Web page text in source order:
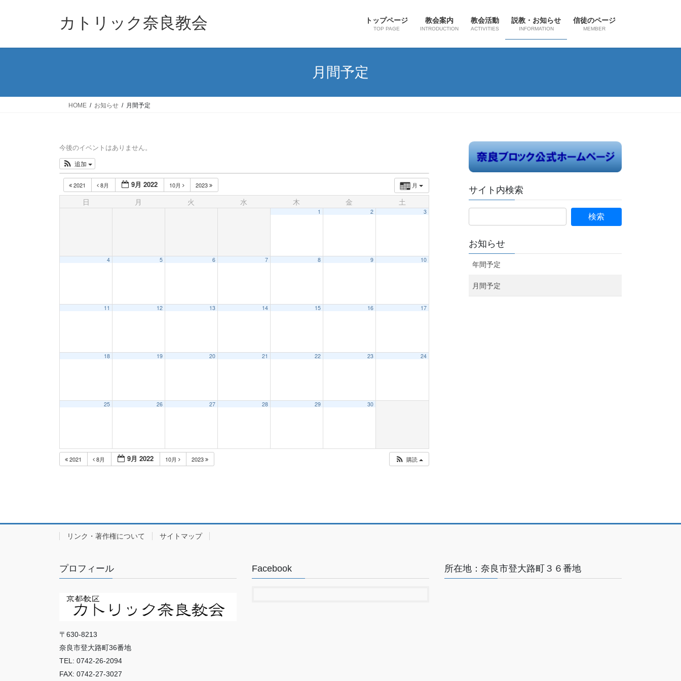
カトリック奈良教会 トップページ
TOP PAGE
教会案内
INTRODUCTION
教会活動
ACTIVITIES
説教・お知らせ
INFORMATION
信徒のページ
MEMBER
月間予定
HOME お知らせ 月間予定
今後のイベントはありません。
追加
月
2021 8月 9月 2022 10月 2023
日 月 火 水 木 金 土
1 2 3
4 5 6 7 8 9 10
11 12 13 14 15 16 17
18 19 20 21 22 23 24
25 26 27 28 29 30
2021 8月 9月 2022 10月 2023 購読
サイト内検索
お知らせ
年間予定
月間予定
リンク・著作権について サイトマップ
プロフィール
〒630-8213
奈良市登大路町36番地
TEL: 0742-26-2094
FAX: 0742-27-3027
Facebook 所在地：奈良市登大路町３６番地